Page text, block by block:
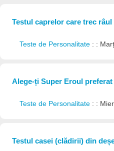
Testul caprelor care trec
Teste de Personalitate : :
Alege-ți Super Eroul preferat
Teste de Personalitate : :
Testul casei (clădirii) din